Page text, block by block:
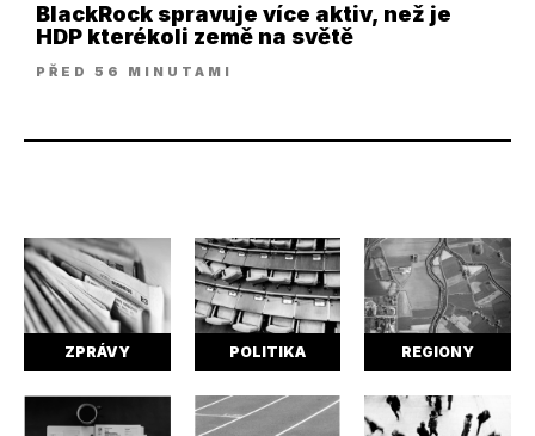
BlackRock spravuje více aktiv, než je
HDP kterékoli země na světě
PŘED 56 MINUTAMI
ZPRÁVY POLITIKA REGIONY